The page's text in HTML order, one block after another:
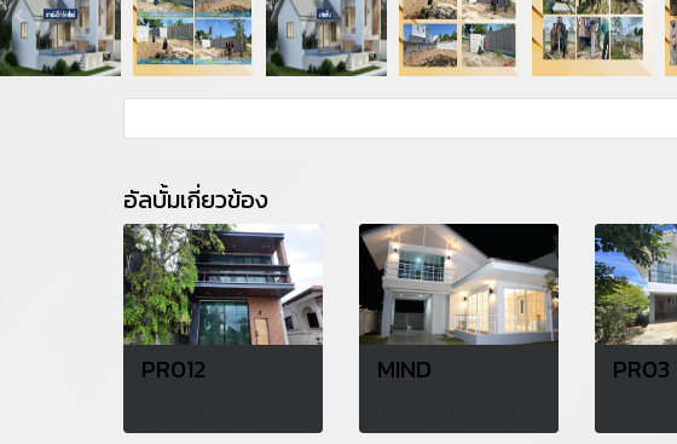
อัลบั้มเกี่ยวข้อง
PR012 MIND PR03